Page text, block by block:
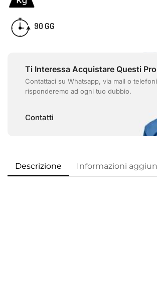
90 GG
Ti Interessa Acquistare Questi
Contattaci su Whatsapp, via mail o
risponderemo ad ogni tuo dubbio.
Contatti
Descrizione Informazioni